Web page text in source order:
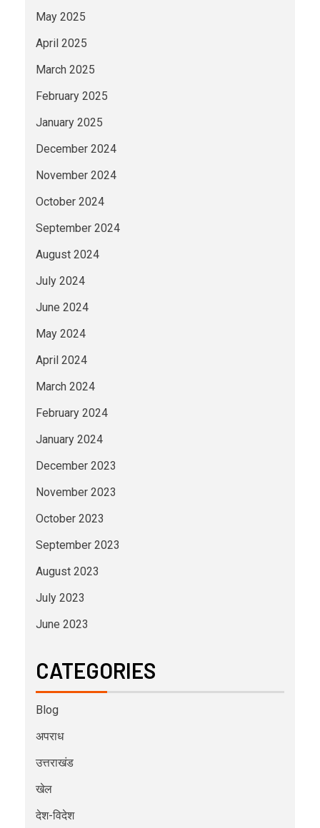
May 2025
April 2025
March 2025
February 2025
January 2025
December 2024
November 2024
October 2024
September 2024
August 2024
July 2024
June 2024
May 2024
April 2024
March 2024
February 2024
January 2024
December 2023
November 2023
October 2023
September 2023
August 2023
July 2023
June 2023
CATEGORIES
Blog
अपराध
उत्तराखंड
खेल
देश-विदेश